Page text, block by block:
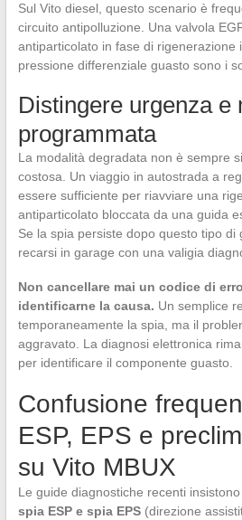
Sul Vito diesel, questo scenario è
circuito antipolluzione. Una valvola
antiparticolato in fase di rigenerazione
pressione differenziale guasto sono i
Distingere urgenza e
programmata
La modalità degradata non è sempre
costosa. Un viaggio in autostrada a
essere sufficiente per riavviare una
antiparticolato bloccata da una guida
Se la spia persiste dopo questo tipo di
recarsi in garage con una valigia
Non cancellare mai un codice di
identificarne la causa. Un semplice
temporaneamente la spia, ma il
aggravato. La diagnosi elettronica
per identificare il componente guasto.
Confusione
ESP, EPS e
su Vito MBUX
Le guide diagnostiche recenti
spia ESP e spia EPS(direzione